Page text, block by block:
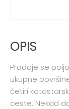
OPIS
Prodaje se
ukupne
četiri
ceste. Nekad